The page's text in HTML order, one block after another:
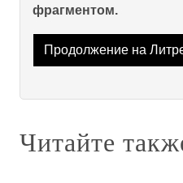
фрагментом.
Продолжение на
Читайте